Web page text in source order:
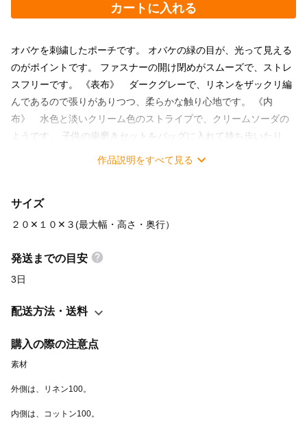
カートに入れる
オバケを刺繍したポーチです。 オバケの緑の目が、光って見える
のがポイントです。 ファスナーの開け閉めがスムーズで、ストレ
スフリーです。 《表布》 ダークグレーで、リネンをザックリ編
んであるので張りがありつつ、柔らかな触り心地です。 《内
布》 水色と淡いクリーム色のストライプで、クリームソーダの
ようです。 子供の歯磨きセットをバッグに入れて持ち歩いたり。
大きめサイズなので、お化粧道具や歯磨きセットをまとめて入れ
cm 奥行３cm（マチ部分） ファスナーオープン時の入口１８cm
作品説明をすべて見る
サイズ
２０✕１０✕３(最大幅・高さ・奥行）
発送までの目安
3日
配送方法・送料
購入の際の注意点
内側は、コットン100。